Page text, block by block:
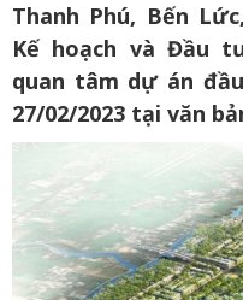
Thanh Phú, Bến
Kế hoạch và Đầu
quan tâm dự án
27/02/2023 tại văn